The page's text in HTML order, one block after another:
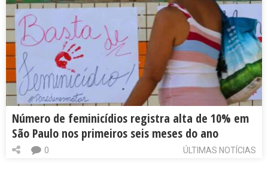
Número de feminicídios registra alta de 10% em
São Paulo nos primeiros seis meses do ano
ÚLTIMAS NOTÍCIAS
0